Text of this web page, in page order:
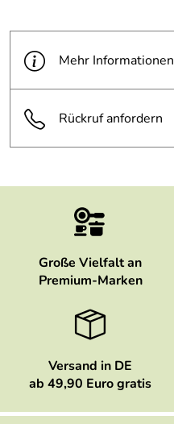
Mehr Informationen
Rückruf anfordern
Große Vielfalt an
Premium-Marken
Versand in DE
ab 49,90 Euro gratis